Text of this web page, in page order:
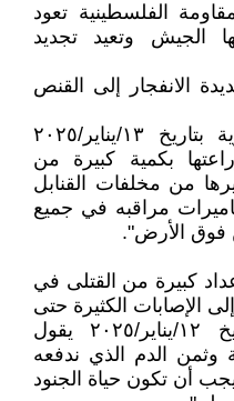
الفلسطينية تعود
الجيش وتعيد تجديد
الانفجار إلى القنص
وهناك تقرير للقناة ١٢ العبرية بتاريخ ١٣/يناير/٢٠٢٥
بكمية كبيرة من
من مخلفات القنابل
مراقبه في جميع
فوق الأرض".
كبيرة من القتلى في
الإصابات الكثيرة حتى
ورد خبر في "معاريف بتاريخ ١٢/يناير/٢٠٢٥ يقول
وثمن الدم الذي ندفعه
أن تكون حياة الجنود